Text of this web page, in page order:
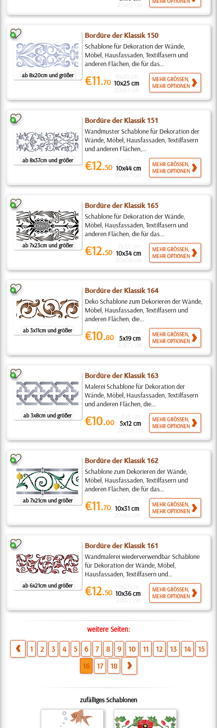
ab 8x20cm und größer
Bordüre der Klassik 150
Schablone für Dekoration der Wände,
Möbel, Hausfassaden, Textilfasern und
anderen Flächen, die für das...
€11.70 10x25 cm
MEHR GRÖSSEN,
MEHR OPTIONEN
ab 8x37cm und größer
Bordüre der Klassik 151
Wandmuster Schablone für Dekoration der
Wände, Möbel, Hausfassaden, Textilfasern
und anderen Flächen,...
€12.50 10x44 cm
MEHR GRÖSSEN,
MEHR OPTIONEN
ab 7x23cm und größer
Bordüre der Klassik 165
Schablone für Dekoration der Wände,
Möbel, Hausfassaden, Textilfasern und
anderen Flächen, die für das...
€12.50 10x34 cm
MEHR GRÖSSEN,
MEHR OPTIONEN
ab 3x11cm und größer
Bordüre der Klassik 164
Deko Schablone zum Dekorieren der Wände,
Möbel, Hausfassaden, Textilfasern und
anderen Flächen, die...
€10.80 5x19 cm
MEHR GRÖSSEN,
MEHR OPTIONEN
ab 3x8cm und größer
Bordüre der Klassik 163
Malerei Schablone für Dekoration der
Wände, Möbel, Hausfassaden, Textilfasern
und anderen Flächen, die...
€10.00 5x12 cm
MEHR GRÖSSEN,
MEHR OPTIONEN
ab 7x21cm und größer
Bordüre der Klassik 162
Schablone zum Dekorieren der Wände,
Möbel, Hausfassaden, Textilfasern und
anderen Flächen, die für das...
€11.70 10x31 cm
MEHR GRÖSSEN,
MEHR OPTIONEN
ab 6x21cm und größer
Bordüre der Klassik 161
Wandmalerei wiederverwendbar Schablone
für Dekoration der Wände, Möbel,
Hausfassaden, Textilfasern und...
€12.50 10x36 cm
MEHR GRÖSSEN,
MEHR OPTIONEN
weitere Seiten:
1 2 3 4 5 6 7 8 9 10 11 12 13 14
15
16
17 18
zufälliges Schablonen